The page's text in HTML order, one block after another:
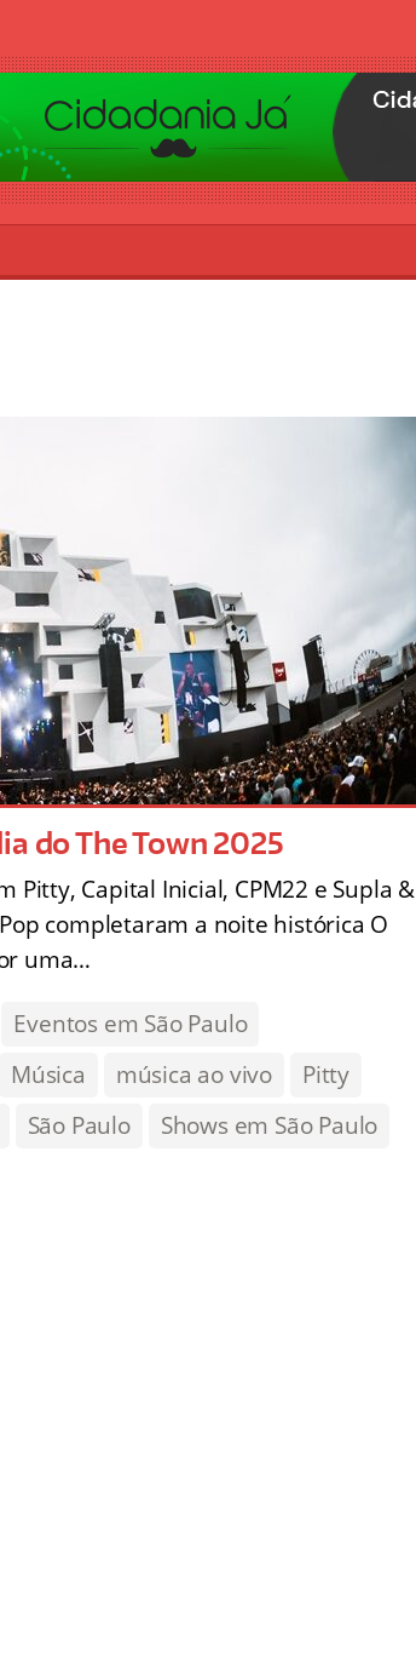
do The Town 2025
Pitty, Capital Inicial, CPM22 e Supla &
completaram a noite histórica O
uma…
Eventos em São Paulo
Música música ao vivo
Pitty
São Paulo
Shows em São Paulo